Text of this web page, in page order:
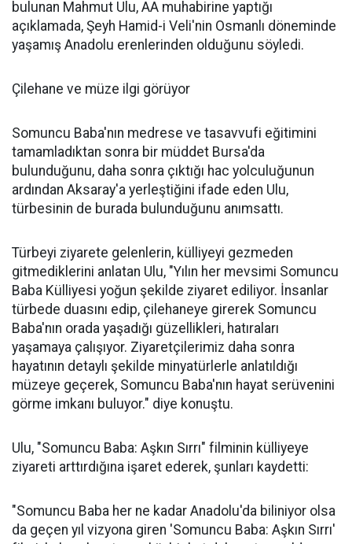
bulunan Mahmut Ulu, AA muhabirine yaptığı
açıklamada, Şeyh Hamid-i Veli'nin Osmanlı döneminde
yaşamış Anadolu erenlerinden olduğunu söyledi.
Çilehane ve müze ilgi görüyor
Somuncu Baba'nın medrese ve tasavvufi eğitimini
tamamladıktan sonra bir müddet Bursa'da
bulunduğunu, daha sonra çıktığı hac yolculuğunun
ardından Aksaray'a yerleştiğini ifade eden Ulu,
türbesinin de burada bulunduğunu anımsattı.
Türbeyi ziyarete gelenlerin, külliyeyi gezmeden
gitmediklerini anlatan Ulu, "Yılın her mevsimi Somuncu
Baba Külliyesi yoğun şekilde ziyaret ediliyor. İnsanlar
türbede duasını edip, çilehaneye girerek Somuncu
Baba'nın orada yaşadığı güzellikleri, hatıraları
yaşamaya çalışıyor. Ziyaretçilerimiz daha sonra
hayatının detaylı şekilde minyatürlerle anlatıldığı
müzeye geçerek, Somuncu Baba'nın hayat serüvenini
görme imkanı buluyor." diye konuştu.
Ulu, "Somuncu Baba: Aşkın Sırrı" filminin külliyeye
ziyareti arttırdığına işaret ederek, şunları kaydetti:
"Somuncu Baba her ne kadar Anadolu'da biliniyor olsa
da geçen yıl vizyona giren 'Somuncu Baba: Aşkın Sırrı'